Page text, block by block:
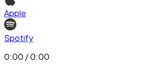
Apple
Spotify
0:00 / 0:00